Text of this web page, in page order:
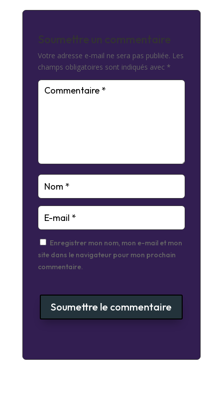
Soumettre un commentaire
Votre adresse e-mail ne sera pas publiée. Les
champs obligatoires sont indiqués avec *
Enregistrer mon nom, mon e-mail et mon
site dans le navigateur pour mon prochain
commentaire.
Soumettre le commentaire